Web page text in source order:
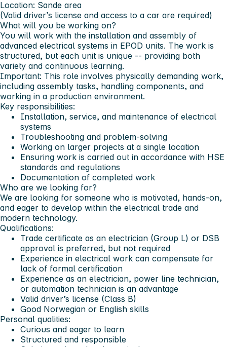
Location: Sande area
(Valid driver’s license and access to a car are required)
What will you be working on?
You will work with the installation and assembly of
advanced electrical systems in EPOD units. The work is
structured, but each unit is unique -- providing both
variety and continuous learning.
Important: This role involves physically demanding work,
including assembly tasks, handling components, and
working in a production environment.
Key responsibilities:
Installation, service, and maintenance of electrical
systems
Troubleshooting and problem-solving
Working on larger projects at a single location
Ensuring work is carried out in accordance with HSE
standards and regulations
Documentation of completed work
Who are we looking for?
We are looking for someone who is motivated, hands-on,
and eager to develop within the electrical trade and
modern technology.
Qualifications:
Trade certificate as an electrician (Group L) or DSB
approval is preferred, but not required
Experience in electrical work can compensate for
lack of formal certification
Experience as an electrician, power line technician,
or automation technician is an advantage
Valid driver’s license (Class B)
Good Norwegian or English skills
Personal qualities:
Curious and eager to learn
Structured and responsible